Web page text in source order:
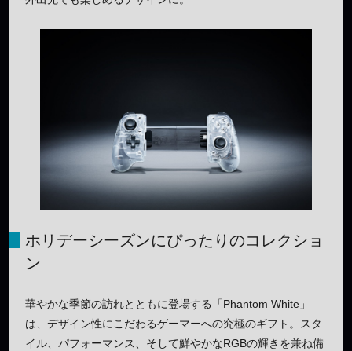
ホリデーシーズンにぴったりのコレクショ
ン
華やかな季節の訪れとともに登場する「Phantom White」
は、デザイン性にこだわるゲーマーへの究極のギフト。スタ
イル、パフォーマンス、そして鮮やかなRGBの輝きを兼ね備